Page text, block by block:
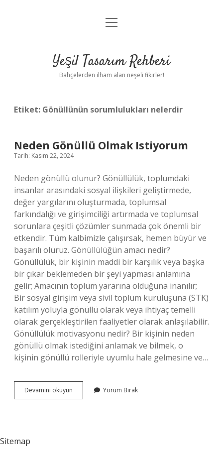
Anasayfa
Yasal Uyarı
menüyü
Yeşil Tasarım Rehberi
Bahçelerden ilham alan neşeli fikirler!
Etiket: Gönüllünün sorumlulukları nelerdir
Neden Gönüllü Olmak Istiyorum
Tarih: Kasım 22, 2024
Neden gönüllü olunur? Gönüllülük, toplumdaki
insanlar arasındaki sosyal ilişkileri geliştirmede,
değer yargılarını oluşturmada, toplumsal
farkındalığı ve girişimciliği artırmada ve toplumsal
sorunlara çeşitli çözümler sunmada çok önemli bir
etkendir. Tüm kalbimizle çalışırsak, hemen büyür ve
başarılı oluruz. Gönüllülüğün amacı nedir?
Gönüllülük, bir kişinin maddi bir karşılık veya başka
bir çıkar beklemeden bir şeyi yapması anlamına
gelir; Amacının toplum yararına olduğuna inanılır;
Bir sosyal girişim veya sivil toplum kuruluşuna (STK)
katılım yoluyla gönüllü olarak veya ihtiyaç temelli
olarak gerçekleştirilen faaliyetler olarak anlaşılabilir.
Gönüllülük motivasyonu nedir? Bir kişinin neden
gönüllü olmak istediğini anlamak ve bilmek, o
kişinin gönüllü rolleriyle uyumlu hale gelmesine ve…
Devamını okuyun
Gönüllü
Yorum Bırak
Sitemap